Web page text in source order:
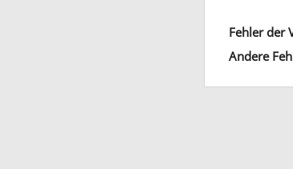
Fehler der
Andere